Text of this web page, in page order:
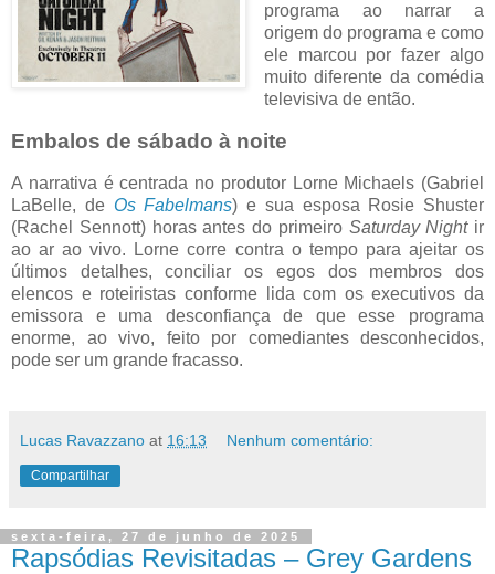
programa ao narrar a
origem do programa e como
ele marcou por fazer algo
muito diferente da comédia
televisiva de então.
Embalos de sábado à noite
A narrativa é centrada no produtor Lorne Michaels (Gabriel
LaBelle, de Os Fabelmans) e sua esposa Rosie Shuster
(Rachel Sennott) horas antes do primeiro Saturday Nightir
ao ar ao vivo. Lorne corre contra o tempo para ajeitar os
últimos detalhes, conciliar os egos dos membros dos
elencos e roteiristas conforme lida com os executivos da
emissora e uma desconfiança de que esse programa
enorme, ao vivo, feito por comediantes desconhecidos,
pode ser um grande fracasso.
Lucas Ravazzano at 16:13 Nenhum comentário:
Compartilhar
sexta-feira, 27 de junho de 2025
Rapsódias Revisitadas – Grey Gardens